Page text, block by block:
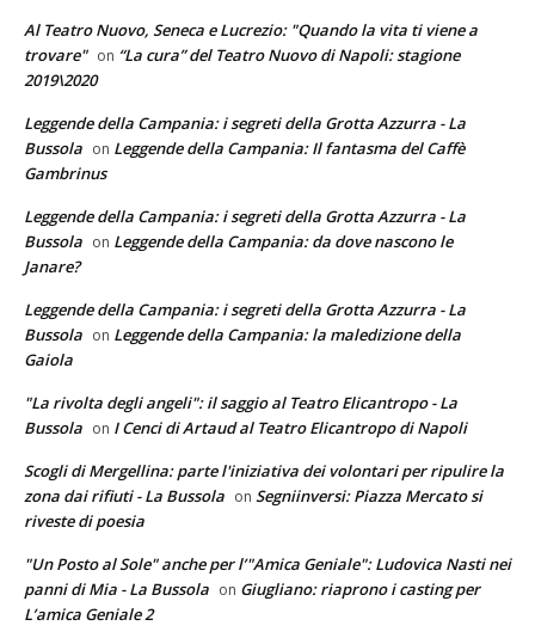
Al Teatro Nuovo, Seneca e Lucrezio: "Quando la vita ti viene a
trovare" on “La cura” del Teatro Nuovo di Napoli: stagione
2019\2020
Leggende della Campania: i segreti della Grotta Azzurra - La
Bussola on Leggende della Campania: Il fantasma del Caffè
Gambrinus
Leggende della Campania: i segreti della Grotta Azzurra - La
Bussola on Leggende della Campania: da dove nascono le
Janare?
Leggende della Campania: i segreti della Grotta Azzurra - La
Bussola on Leggende della Campania: la maledizione della
Gaiola
"La rivolta degli angeli": il saggio al Teatro Elicantropo - La
Bussola on I Cenci di Artaud al Teatro Elicantropo di Napoli
Scogli di Mergellina: parte l'iniziativa dei volontari per ripulire la
zona dai rifiuti - La Bussola on Segniinversi: Piazza Mercato si
riveste di poesia
"Un Posto al Sole" anche per l’"Amica Geniale": Ludovica Nasti nei
panni di Mia - La Bussola on Giugliano: riaprono i casting per
L’amica Geniale 2